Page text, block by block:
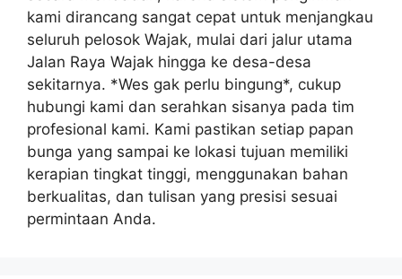
kami dirancang sangat cepat untuk menjangkau
seluruh pelosok Wajak, mulai dari jalur utama
Jalan Raya Wajak hingga ke desa-desa
sekitarnya. *Wes gak perlu bingung*, cukup
hubungi kami dan serahkan sisanya pada tim
profesional kami. Kami pastikan setiap papan
bunga yang sampai ke lokasi tujuan memiliki
kerapian tingkat tinggi, menggunakan bahan
berkualitas, dan tulisan yang presisi sesuai
permintaan Anda.